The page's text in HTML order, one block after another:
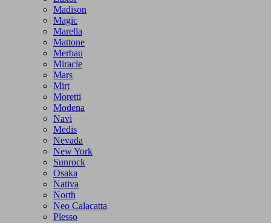
Madison
Magic
Marella
Mattone
Merbau
Miracle
Mars
Mirt
Moretti
Modena
Navi
Medis
Nevada
New York
Sunrock
Osaka
Nativa
North
Neo Calacatta
Plesso